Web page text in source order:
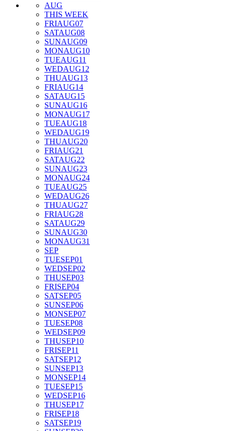
AUG
THIS WEEK
FRIAUG07
SATAUG08
SUNAUG09
MONAUG10
TUEAUG11
WEDAUG12
THUAUG13
FRIAUG14
SATAUG15
SUNAUG16
MONAUG17
TUEAUG18
WEDAUG19
THUAUG20
FRIAUG21
SATAUG22
SUNAUG23
MONAUG24
TUEAUG25
WEDAUG26
THUAUG27
FRIAUG28
SATAUG29
SUNAUG30
MONAUG31
SEP
TUESEP01
WEDSEP02
THUSEP03
FRISEP04
SATSEP05
SUNSEP06
MONSEP07
TUESEP08
WEDSEP09
THUSEP10
FRISEP11
SATSEP12
SUNSEP13
MONSEP14
TUESEP15
WEDSEP16
THUSEP17
FRISEP18
SATSEP19